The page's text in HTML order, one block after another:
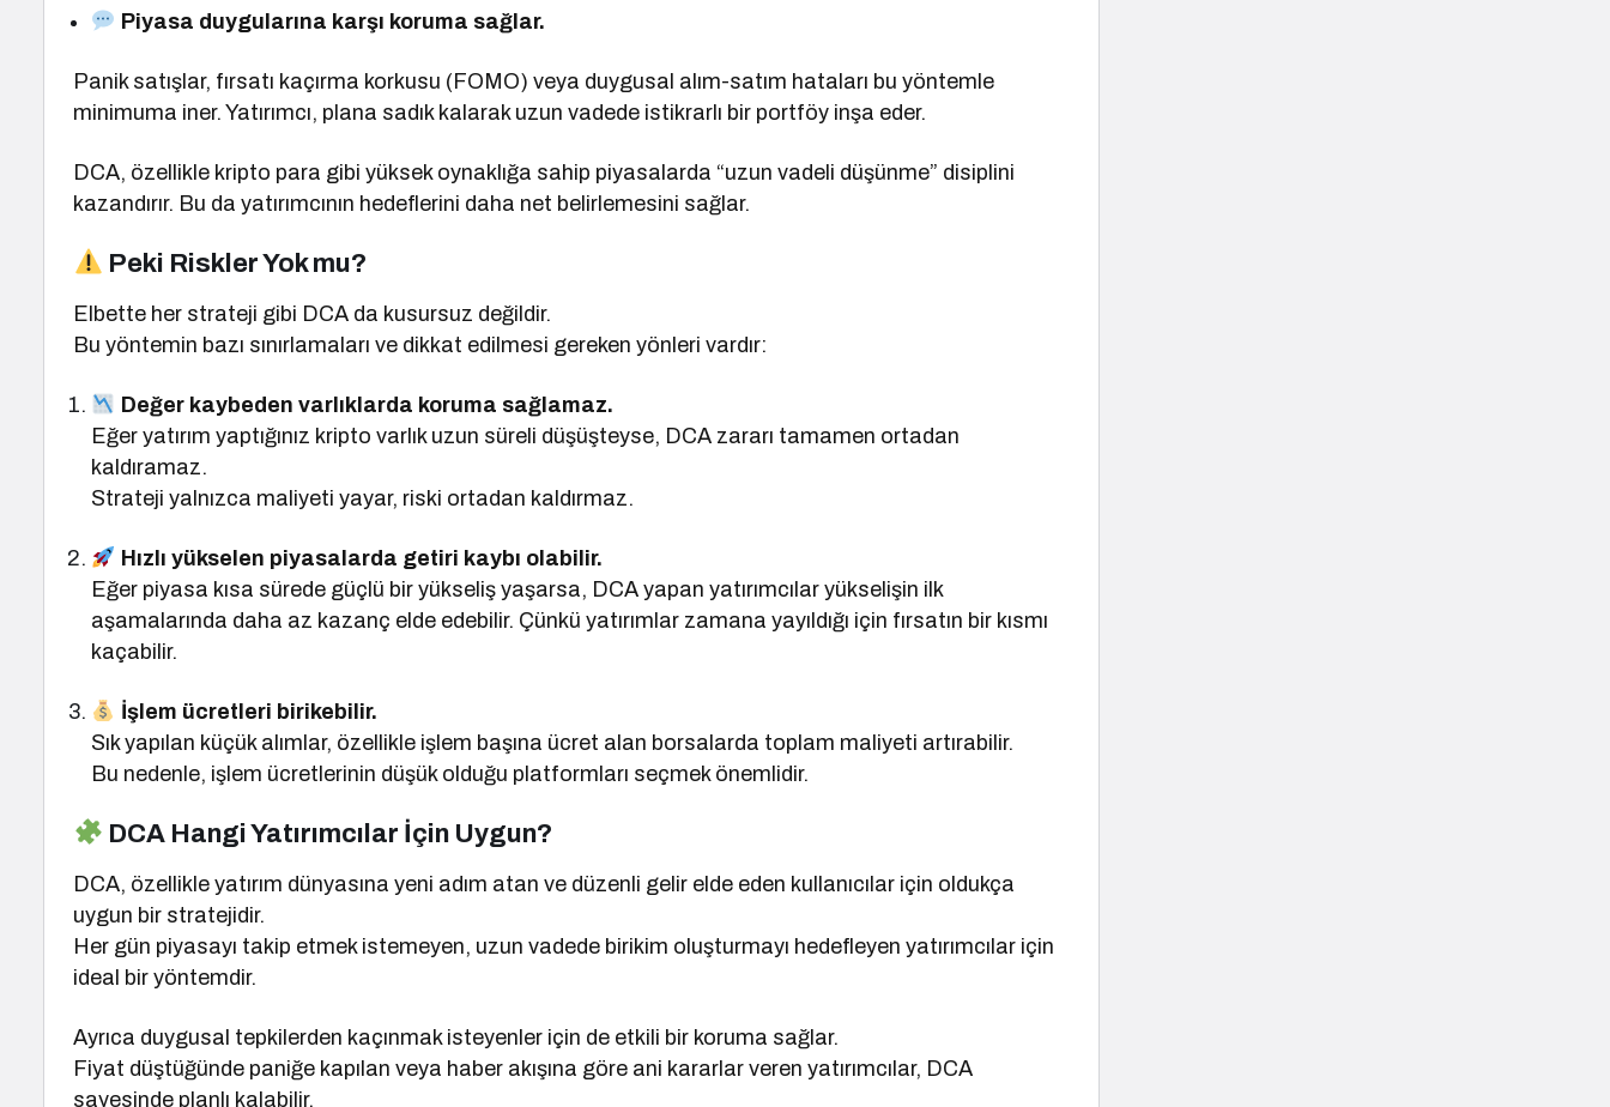
Piyasa duygularına karşı koruma sağlar.
Panik satışlar, fırsatı kaçırma korkusu (FOMO) veya duygusal alım-satım hataları bu yöntemle
minimuma iner. Yatırımcı, plana sadık kalarak uzun vadede istikrarlı bir portföy inşa eder.
DCA, özellikle kripto para gibi yüksek oynaklığa sahip piyasalarda “uzun vadeli düşünme” disiplini
kazandırır. Bu da yatırımcının hedeflerini daha net belirlemesini sağlar.
Peki Riskler Yok mu?
Elbette her strateji gibi DCA da kusursuz değildir.
Bu yöntemin bazı sınırlamaları ve dikkat edilmesi gereken yönleri vardır:
Değer kaybeden varlıklarda koruma sağlamaz.
Eğer yatırım yaptığınız kripto varlık uzun süreli düşüşteyse, DCA zararı tamamen ortadan
kaldıramaz.
Strateji yalnızca maliyeti yayar, riski ortadan kaldırmaz.
Hızlı yükselen piyasalarda getiri kaybı olabilir.
Eğer piyasa kısa sürede güçlü bir yükseliş yaşarsa, DCA yapan yatırımcılar yükselişin ilk
aşamalarında daha az kazanç elde edebilir. Çünkü yatırımlar zamana yayıldığı için fırsatın bir kısmı
kaçabilir.
İşlem ücretleri birikebilir.
Sık yapılan küçük alımlar, özellikle işlem başına ücret alan borsalarda toplam maliyeti artırabilir.
Bu nedenle, işlem ücretlerinin düşük olduğu platformları seçmek önemlidir.
DCA Hangi Yatırımcılar İçin Uygun?
DCA, özellikle yatırım dünyasına yeni adım atan ve düzenli gelir elde eden kullanıcılar için oldukça
uygun bir stratejidir.
Her gün piyasayı takip etmek istemeyen, uzun vadede birikim oluşturmayı hedefleyen yatırımcılar için
ideal bir yöntemdir.
Ayrıca duygusal tepkilerden kaçınmak isteyenler için de etkili bir koruma sağlar.
Fiyat düştüğünde paniğe kapılan veya haber akışına göre ani kararlar veren yatırımcılar, DCA
sayesinde planlı kalabilir.